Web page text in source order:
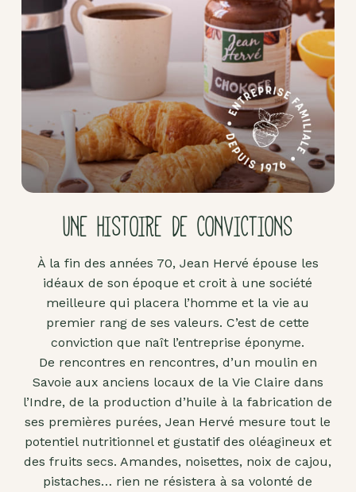
UNE HISTOIRE DE CONVICTIONS
À la fin des années 70, Jean Hervé épouse les
idéaux de son époque et croit à une société
meilleure qui placera l’homme et la vie au
premier rang de ses valeurs. C’est de cette
conviction que naît l’entreprise éponyme.
De rencontres en rencontres, d’un moulin en
Savoie aux anciens locaux de la Vie Claire dans
l’Indre, de la production d’huile à la fabrication de
ses premières purées, Jean Hervé mesure tout le
potentiel nutritionnel et gustatif des oléagineux et
des fruits secs. Amandes, noisettes, noix de cajou,
pistaches… rien ne résistera à sa volonté de
Pâte
d'amande
Pâtes à
tartiner
Produits
lacto-
fermentés
Produits
Purées
fruits
secs
Purées
sucrées
dites
"confits"
Livres
Anti-
gaspi
Promotions